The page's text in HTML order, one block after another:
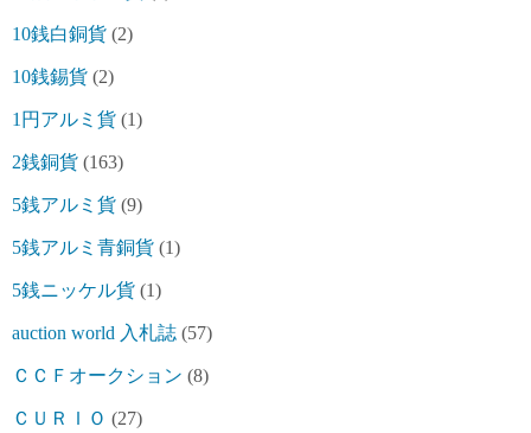
10銭白銅貨 (2)
10銭錫貨 (2)
1円アルミ貨 (1)
2銭銅貨 (163)
5銭アルミ貨 (9)
5銭アルミ青銅貨 (1)
5銭ニッケル貨 (1)
auction world 入札誌 (57)
ＣＣＦオークション (8)
ＣＵＲＩＯ (27)